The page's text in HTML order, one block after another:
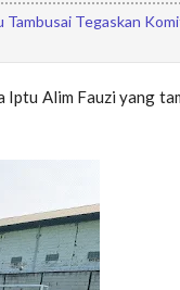
Tegaskan
Alim Fauzi yang